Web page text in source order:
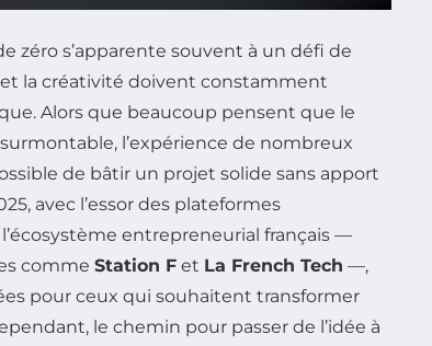
zéro s’apparente souvent à un défi de
la créativité doivent constamment
Alors que beaucoup pensent que le
l’expérience de nombreux
de bâtir un projet solide sans apport
avec l’essor des plateformes
entrepreneurial français —
comme Station F et La French Tech —,
pour ceux qui souhaitent transformer
le chemin pour passer de l’idée à